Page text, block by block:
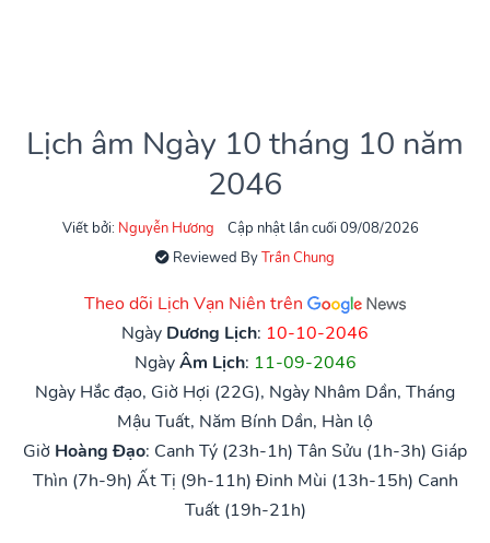
Lịch âm Ngày 10 tháng 10 năm
2046
Viết bởi: Nguyễn Hương
Cập nhật lần cuối 09/08/2026
Reviewed ByTrần Chung
Theo dõi Lịch Vạn Niên trên
Ngày Dương Lịch: 10-10-2046
NgàyÂm Lịch: 11-09-2046
Ngày Hắc đạo, Giờ Hợi (22G), Ngày Nhâm Dần, Tháng
Mậu Tuất, Năm Bính Dần, Hàn lộ
Giờ Hoàng Đạo: Canh Tý (23h-1h) Tân Sửu (1h-3h) Giáp
Thìn (7h-9h) Ất Tị (9h-11h) Đinh Mùi (13h-15h) Canh
Tuất (19h-21h)